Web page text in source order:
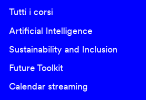
Tutti i corsi
Artificial Intelligence
Sustainability and Inclusion
Future Toolkit
Calendar streaming